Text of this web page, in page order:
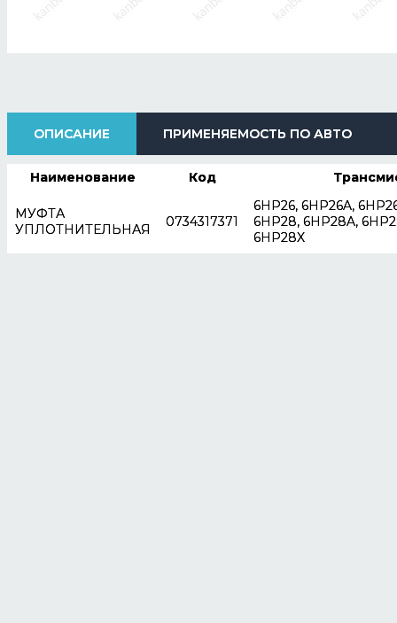
ОПИСАНИЕ ПРИМЕНЯЕМОСТЬ ПО АВТО
Наименование Код
МУФТА
УПЛОТНИТЕЛЬНАЯ
0734317371
6HP26, 6HP26A,
6HP28, 6HP28A,
6HP28X